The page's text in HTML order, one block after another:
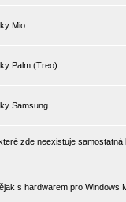
Mio.
Palm (Treo).
Samsung.
zde neexistuje
s hardwarem pro Windows